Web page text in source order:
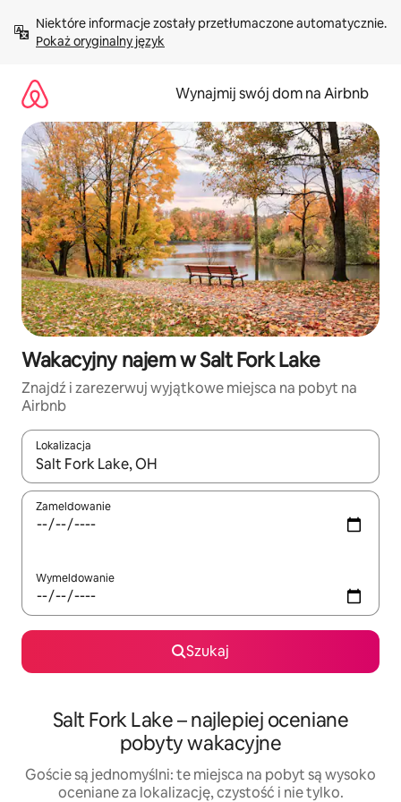
treści Pokaż oryginalny język
Wynajmij swój dom na Airbnb
Wakacyjny najem w Salt Fork Lake
Znajdź i zarezerwuj wyjątkowe miejsca na pobyt na
Airbnb
Lokalizacja
Gdy wyniki będą dostępne, możesz poruszać się po nich za
Zameldowanie
Wymeldowanie
Szukaj
Salt Fork Lake – najlepiej oceniane
pobyty wakacyjne
Goście są jednomyślni: te miejsca na pobyt są wysoko
oceniane za lokalizację, czystość i nie tylko.